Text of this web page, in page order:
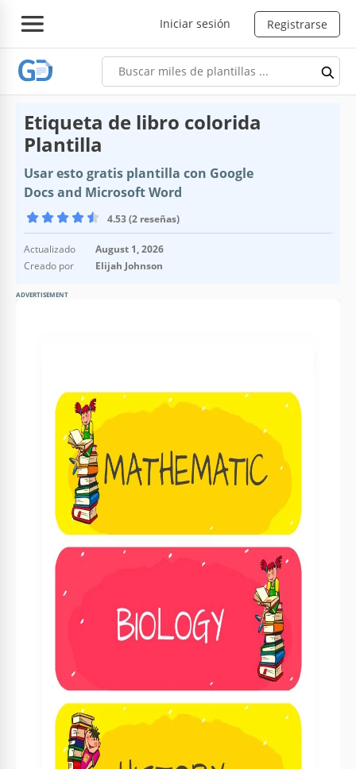
Iniciar sesión Registrarse
Etiqueta de libro colorida
Plantilla
Usar esto gratis plantilla con Google
Docs and Microsoft Word
4.53 (2 reseñas)
Actualizado
August 1, 2026
Creado por
Elijah Johnson
ADVERTISEMENT